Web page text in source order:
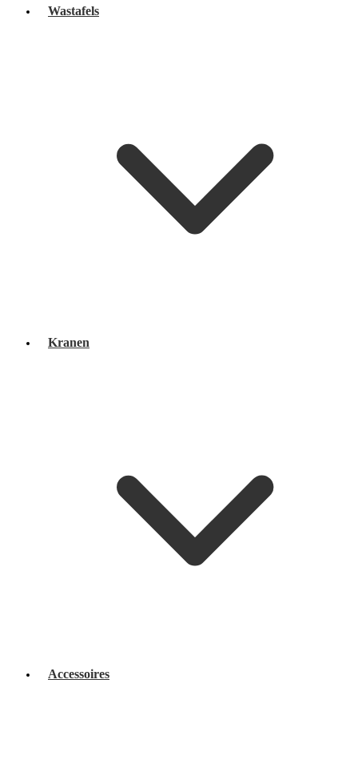
Wastafels
Kranen
Accessoires